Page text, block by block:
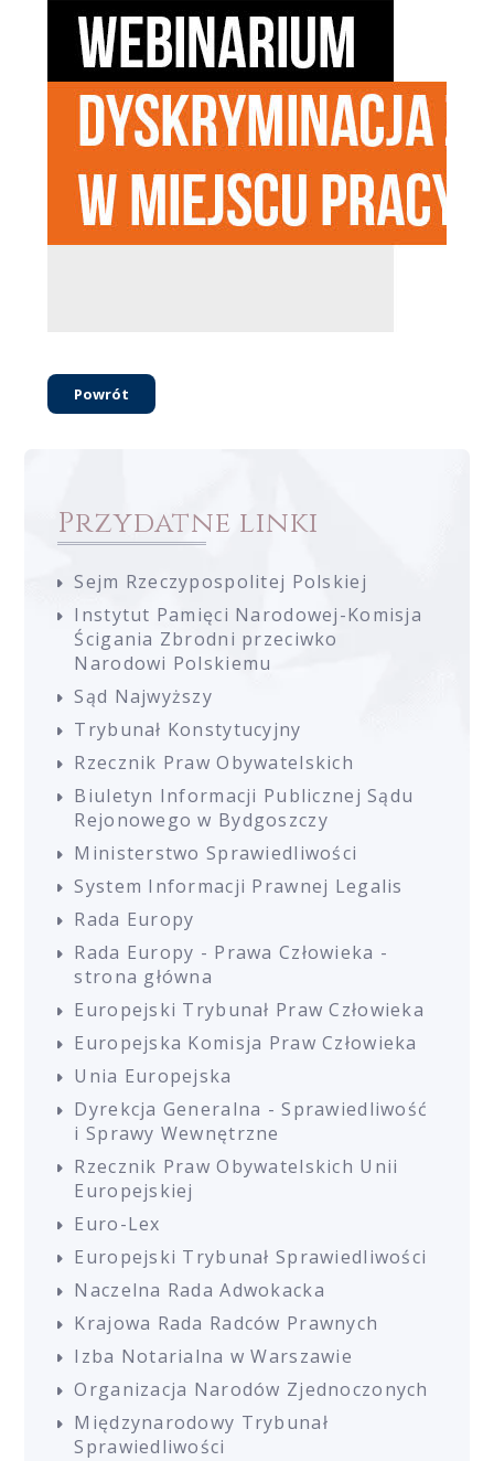
Powrót
Przydatne linki
Sejm Rzeczypospolitej Polskiej
Instytut Pamięci Narodowej-Komisja
Ścigania Zbrodni przeciwko
Narodowi Polskiemu
Sąd Najwyższy
Trybunał Konstytucyjny
Rzecznik Praw Obywatelskich
Biuletyn Informacji Publicznej Sądu
Rejonowego w Bydgoszczy
Ministerstwo Sprawiedliwości
System Informacji Prawnej Legalis
Rada Europy
Rada Europy - Prawa Człowieka -
strona główna
Europejski Trybunał Praw Człowieka
Europejska Komisja Praw Człowieka
Unia Europejska
Dyrekcja Generalna - Sprawiedliwość
i Sprawy Wewnętrzne
Rzecznik Praw Obywatelskich Unii
Europejskiej
Euro-Lex
Europejski Trybunał Sprawiedliwości
Naczelna Rada Adwokacka
Krajowa Rada Radców Prawnych
Izba Notarialna w Warszawie
Organizacja Narodów Zjednoczonych
Międzynarodowy Trybunał
Sprawiedliwości